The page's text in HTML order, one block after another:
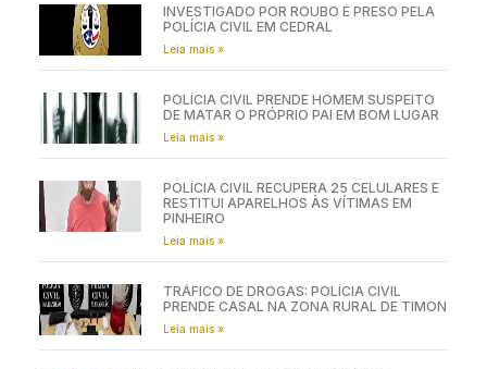
INVESTIGADO POR ROUBO É PRESO PELA
POLÍCIA CIVIL EM CEDRAL
Leia mais »
POLÍCIA CIVIL PRENDE HOMEM SUSPEITO
DE MATAR O PRÓPRIO PAI EM BOM LUGAR
Leia mais »
POLÍCIA CIVIL RECUPERA 25 CELULARES E
RESTITUI APARELHOS ÀS VÍTIMAS EM
PINHEIRO
Leia mais »
TRÁFICO DE DROGAS: POLÍCIA CIVIL
PRENDE CASAL NA ZONA RURAL DE TIMON
Leia mais »